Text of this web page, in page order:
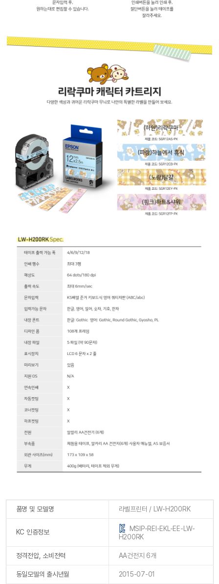
품명 및 모델명 라벨프린터 / LW-H200RK
KC 인증정보
MSIP-REI-EKL-EE-LW-
H200RK
정격전압, 소비전력 AA건전지 6개
동일모델의 출시년월 2015-07-01